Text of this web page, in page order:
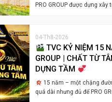
PRO GROUP được dựng xây
04-Th8-2026
TVC KỶ NIỆM 15
GROUP | CHẤT TỪ
DỰNG TẦM
15 năm – một chặng
quá dài nhưng đủ để PRO